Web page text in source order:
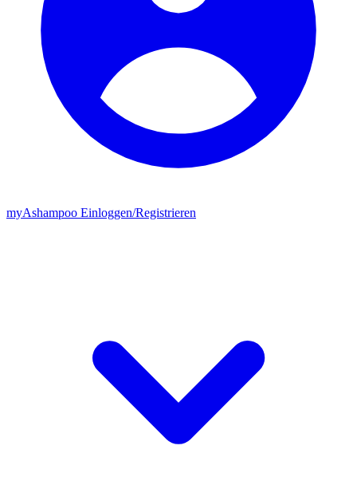
myAshampoo Einloggen/Registrieren